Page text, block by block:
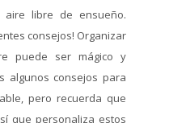
libre de ensueño.
consejos! Organizar
puede ser mágico y
algunos consejos para
pero recuerda que
que personaliza estos